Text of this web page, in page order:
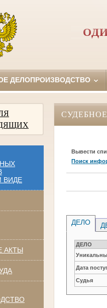
ДЕЛОПРОИЗВОДСТВО
ВИДЕ
АКТЫ
Вывести
Поиск
ДЕЛО
ДЕЛО
Дата
Судья